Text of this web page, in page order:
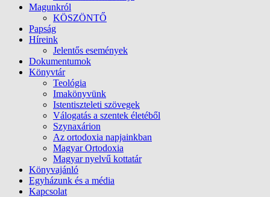
Magunkról
KÖSZÖNTŐ
Papság
Híreink
Jelentős események
Dokumentumok
Könyvtár
Teológia
Imakönyvünk
Istentiszteleti szövegek
Válogatás a szentek életéből
Szynaxárion
Az ortodoxia napjainkban
Magyar Ortodoxia
Magyar nyelvű kottatár
Könyvajánló
Egyházunk és a média
Kapcsolat